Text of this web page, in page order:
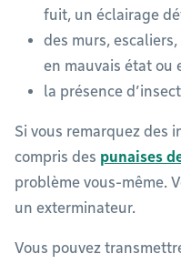
fuit, un éclairage
des murs,
en mauvais état ou
la présence
Si vous remarquez des
compris des punaises
problème vous-même.
un exterminateur.
Vous pouvez